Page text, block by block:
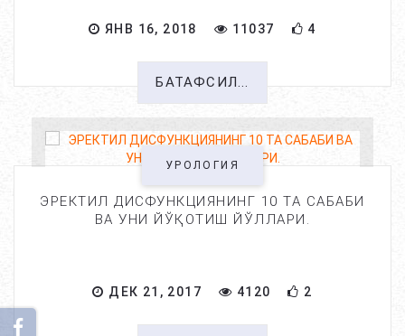
ЯНВ 16, 2018 11037 4
БАТАФСИЛ...
УРОЛОГИЯ
ЭРЕКТИЛ ДИСФУНКЦИЯНИНГ 10 ТА САБАБИ
ВА УНИ ЙЎҚОТИШ ЙЎЛЛАРИ.
ДЕК 21, 2017 4120 2